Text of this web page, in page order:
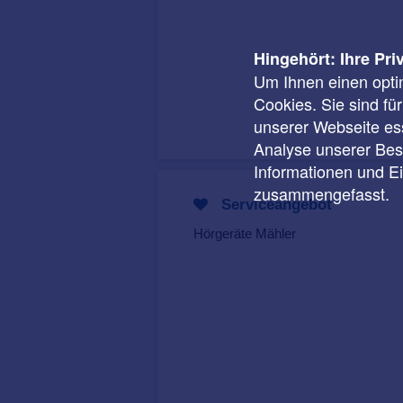
Serviceangebot
Hörgeräte Mähler
Hingehört: Ihre
Um Ihnen einen
Cookies. Sie sind
unserer Webseite
Analyse unserer
Informationen und
zusammengefasst.